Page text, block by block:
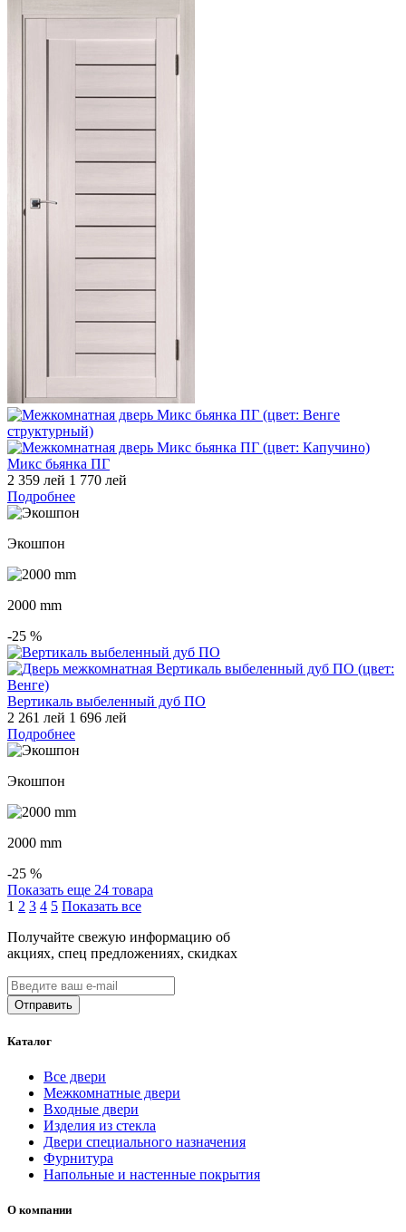
Микс бьянка ПГ
2 359 лей 1 770 лей
Подробнее
Экошпон
2000 mm
-25 %
Вертикаль выбеленный дуб ПО
2 261 лей 1 696 лей
Подробнее
Экошпон
2000 mm
-25 %
Показать еще 24 товара
1 2 3 4 5 Показать все
Получайте свежую информацию об
акциях, спец предложениях, скидках
Каталог
Все двери
Межкомнатные двери
Входные двери
Изделия из стекла
Двери специального назначения
Фурнитура
Напольные и настенные покрытия
О компании